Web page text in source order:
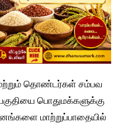
மற்றும் தொண்டர்கள் சம்பவ
பொதுமக்களுக்கு
மாற்றுப்பாதையில்